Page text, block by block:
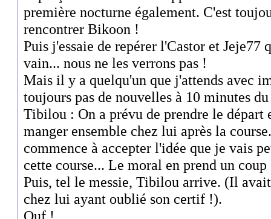
première nocturne également. C'est
rencontrer Bikoon !
Puis j'essaie de repérer l'Castor et Jeje77
vain... nous ne les verrons pas !
Mais il y a quelqu'un que j'attends avec
toujours pas de nouvelles à 10 minutes
Tibilou : On a prévu de prendre le départ
manger ensemble chez lui après la
commence à accepter l'idée que je vais
cette course... Le moral en prend un coup
Puis, tel le messie, Tibilou arrive. (Il
chez lui ayant oublié son certif !).
Ouf !